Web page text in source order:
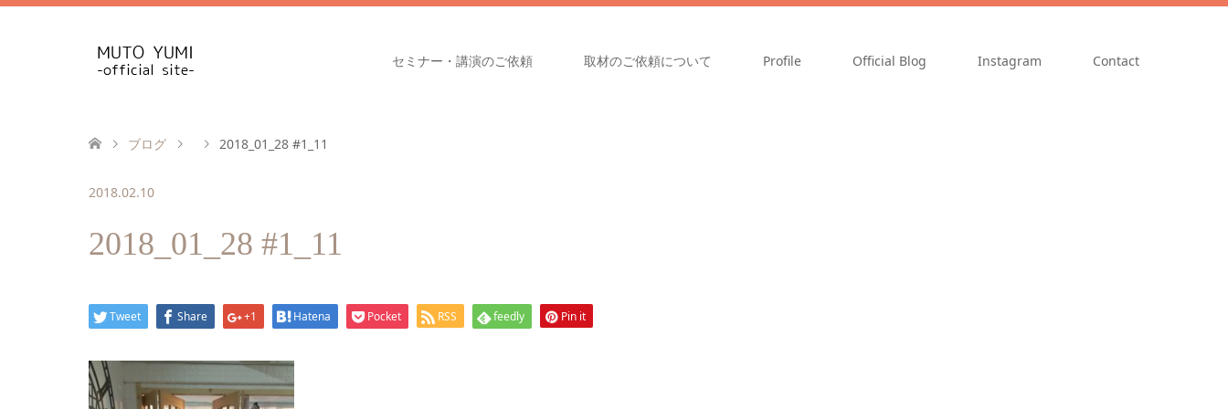
セミナー・講演のご依頼 取材のご依頼について Profile Official Blog Instagram Contact
ブログ 2018_01_28 #1_11
2018.02.10
2018_01_28 #1_11
Tweet Share +1 Hatena Pocket RSS feedly Pin it